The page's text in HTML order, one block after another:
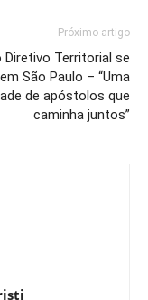
Próximo artigo
Diretivo Territorial se
São Paulo – “Uma
de apóstolos que
caminha juntos”